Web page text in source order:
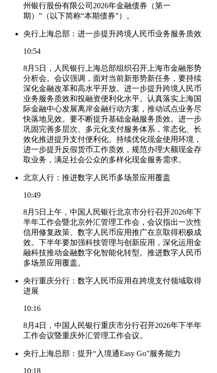
州银行股份有限公司2026年金融债券（第一
期）”（以下简称“本期债券”）。
央行上海总部：进一步提升跨境人民币业务服务质效
10:54
8月5日，人民银行上海总部组织召开上海市金融形势
分析会。会议强调，面对当前新形势新任务，要持续
深化金融改革和高水平开放。进一步提升跨境人民币
业务服务质效和投融资便利化水平。认真落实上海国
际金融中心发展离岸金融行动方案，推动试点业务尽
快落地见效。要不断提升基础金融服务质效。进一步
巩固完善多层次、多元化支付服务体系，常态化、长
效化推进提升支付便利化。持续优化现金使用环境，
进一步提升反假货币工作质效，规范办理大额现金存
取业务，满足社会公众的多样化现金服务需求。
北京人行：推进数字人民币多场景应用覆盖
10:49
8月5日上午，中国人民银行北京市分行召开2026年下
半年工作会暨北京外汇管理工作会，会议指出一次性
信用修复政策、数字人民币应用推广在京取得积极成
效。下半年要加强科技管理与创新应用，深化运用金
融科技推动金融数字化智能化转型。推进数字人民币
多场景应用覆盖。
央行重庆分行：数字人民币应用在跨境支付领域取得
进展
10:16
8月4日，中国人民银行重庆市分行召开2026年下半年
工作会议暨重庆外汇管理工作会议。
央行上海总部：提升“入境通Easy Go”服务能力
10:18